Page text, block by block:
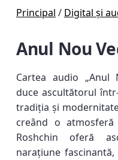
Principal / Digital și
Anul Nou
Cartea audio „Anul
duce ascultătorul
tradiția și
creând o atmosferă
Roshchin oferă
narațiune